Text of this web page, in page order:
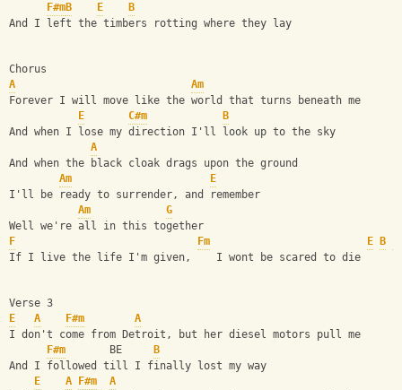
F#mB E
B
And I left the timbers rotting where they lay
Chorus
A
Am
Forever I will move like the world that turns beneath me
E
C#m
B
And when I lose my direction I'll look up to the sky
A
And when the black cloak drags upon the ground
Am
E
I'll be ready to surrender, and remember
Am
G
Well we're all in this together
F
Fm E B
If I live the life I'm given,    I wont be scared to die
Verse 3
E
A F#m
A
I don't come from Detroit, but her diesel motors pull me
F#m
       BE
B
And I followed till I finally lost my way
E
A F#m
A